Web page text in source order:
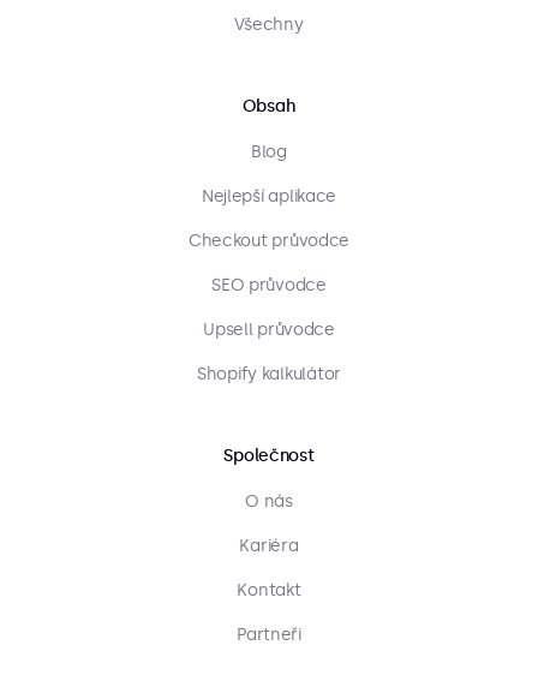
Všechny
Obsah
Blog
Nejlepší aplikace
Checkout průvodce
SEO průvodce
Upsell průvodce
Shopify kalkulátor
Společnost
O nás
Kariéra
Kontakt
Partneři